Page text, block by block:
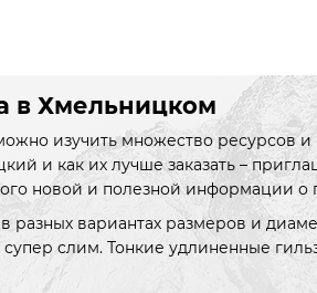
в Хмельницком
изучить множество
и как их лучше заказать –
новой и полезной информации о
разных вариантах размеров и
слим. Тонкие удлиненные